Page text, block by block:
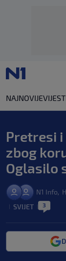
NAJNOVIJE
Pretresi
zbog
Oglasilo
N1 Info,
SVIJET 3